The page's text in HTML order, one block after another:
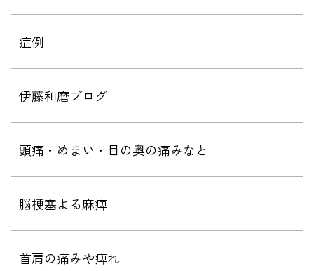
症例
伊藤和磨ブログ
頭痛・めまい・目の奥の痛みなと
脳梗塞よる麻痺
首肩の痛みや痺れ